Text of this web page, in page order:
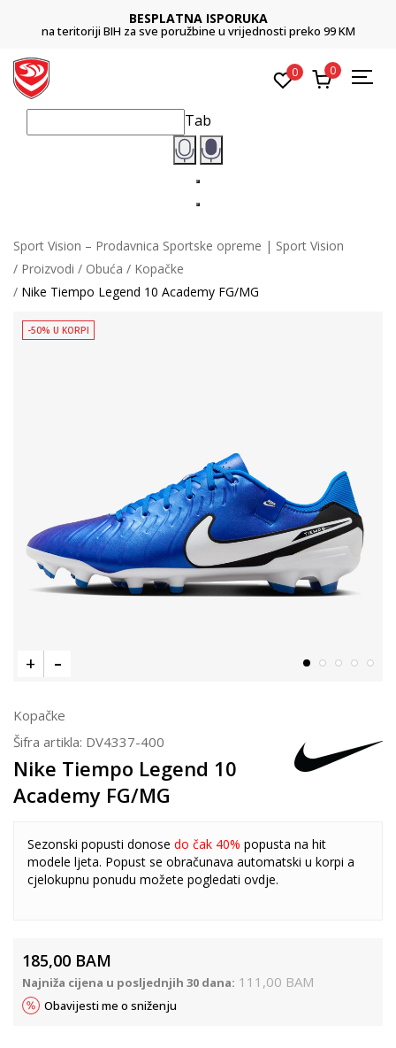
BESPLATNA ISPORUKA
na teritoriji BIH za sve poružbine u vrijednosti preko 99 KM
0 0
Tab
Sport Vision – Prodavnica Sportske opreme | Sport Vision
Proizvodi
Obuća
Kopačke
Nike Tiempo Legend 10 Academy FG/MG
-50% U KORPI
Kopačke
Šifra artikla: DV4337-400
Nike Tiempo Legend 10
Academy FG/MG
Sezonski popusti donose do čak 40% popusta na hit
modele ljeta. Popust se obračunava automatski u korpi a
cjelokupnu ponudu možete pogledati ovdje.
185,00 BAM
Najniža cijena u posljednjih 30 dana: 111,00 BAM
Obavijesti me o sniženju